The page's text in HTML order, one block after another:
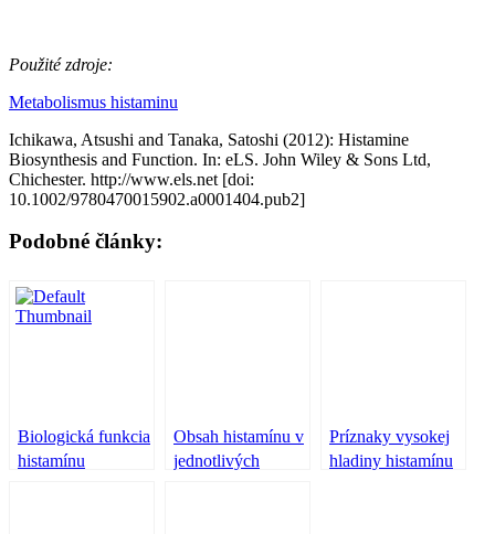
Použité zdroje:
Metabolismus histaminu
Ichikawa, Atsushi and Tanaka, Satoshi (2012): Histamine
Biosynthesis and Function. In: eLS. John Wiley & Sons Ltd,
Chichester. http://www.els.net [doi:
10.1002/9780470015902.a0001404.pub2]
Podobné články:
Biologická funkcia
histamínu
Obsah histamínu v
jednotlivých
Príznaky vysokej
hladiny histamínu